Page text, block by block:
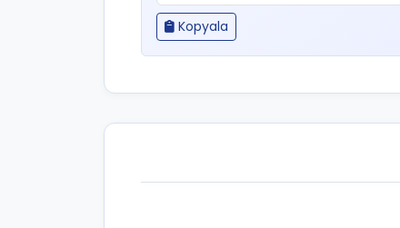
Kopyala